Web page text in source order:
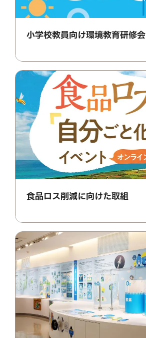
小学校教員向け環境教育研修会
食品ロス削減に向けた取組